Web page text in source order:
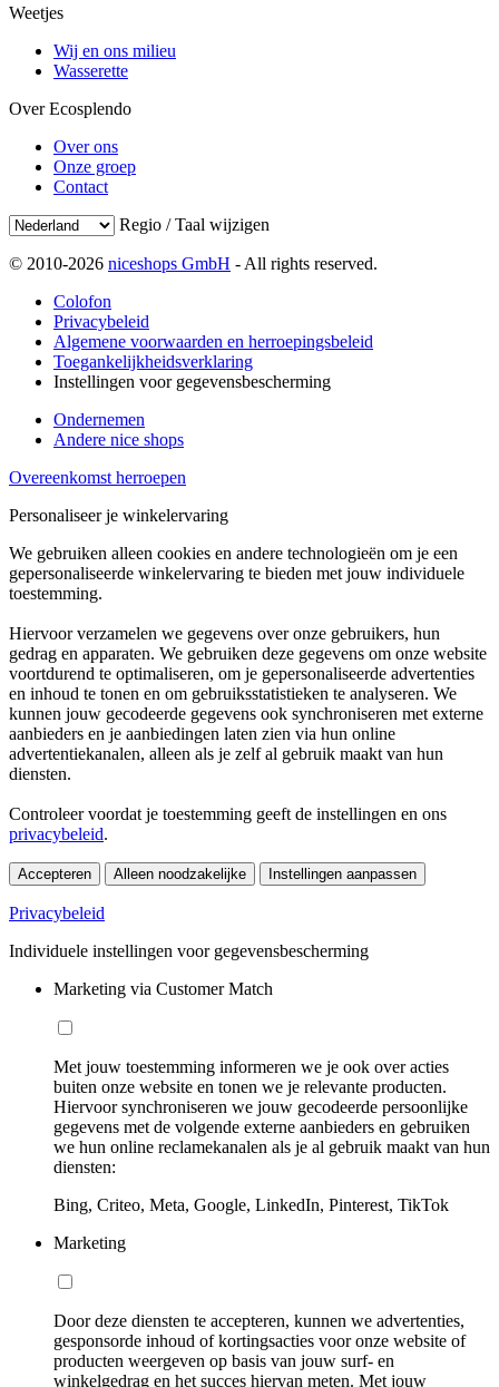
Weetjes
Wij en ons milieu
Wasserette
Over Ecosplendo
Over ons
Onze groep
Contact
Regio / Taal wijzigen
© 2010-2026 niceshops GmbH - All rights reserved.
Colofon
Privacybeleid
Algemene voorwaarden en herroepingsbeleid
Toegankelijkheidsverklaring
Instellingen voor gegevensbescherming
Ondernemen
Andere nice shops
Overeenkomst herroepen
Personaliseer je winkelervaring
We gebruiken alleen cookies en andere technologieën om je een
gepersonaliseerde winkelervaring te bieden met jouw individuele
toestemming.
Hiervoor verzamelen we gegevens over onze gebruikers, hun
gedrag en apparaten. We gebruiken deze gegevens om onze website
voortdurend te optimaliseren, om je gepersonaliseerde advertenties
en inhoud te tonen en om gebruiksstatistieken te analyseren. We
kunnen jouw gecodeerde gegevens ook synchroniseren met externe
aanbieders en je aanbiedingen laten zien via hun online
advertentiekanalen, alleen als je zelf al gebruik maakt van hun
diensten.
Controleer voordat je toestemming geeft de instellingen en ons
privacybeleid.
Accepteren Alleen noodzakelijke Instellingen aanpassen
Privacybeleid
Individuele instellingen voor gegevensbescherming
Marketing via Customer Match
Met jouw toestemming informeren we je ook over acties
buiten onze website en tonen we je relevante producten.
Hiervoor synchroniseren we jouw gecodeerde persoonlijke
gegevens met de volgende externe aanbieders en gebruiken
we hun online reclamekanalen als je al gebruik maakt van hun
diensten:
Bing, Criteo, Meta, Google, LinkedIn, Pinterest, TikTok
Marketing
Door deze diensten te accepteren, kunnen we advertenties,
gesponsorde inhoud of kortingsacties voor onze website of
producten weergeven op basis van jouw surf- en
winkelgedrag en het succes hiervan meten. Met jouw